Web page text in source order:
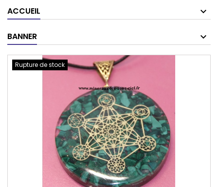
ACCUEIL
BANNER
Rupture de stock